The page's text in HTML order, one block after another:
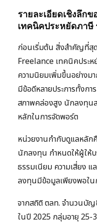
รายละเอียดเชิงลึก
เทคนิคประหยัดภาษี
ก่อนเริ่มต้น สิ่งสำคัญที่สุด
Freelance เทคนิคประ
ความนิยมเพิ่มขึ้นอย่างม
มีข้อดีหลายประการทั้งกา
สภาพคล่องสูง นักลงทุน
หลักในการจัดพอร์ต
หน่วยงานกำกับดูแลหลัก
นักลงทุน กำหนดให้ผู้ให้
ธรรมเนียม ความเสี่ยง
ลงทุนมีข้อมูลเพียงพอใน
จากสถิติ ตลท. จำนวนบั
ในปี 2025 กลุ่มอายุ 25-